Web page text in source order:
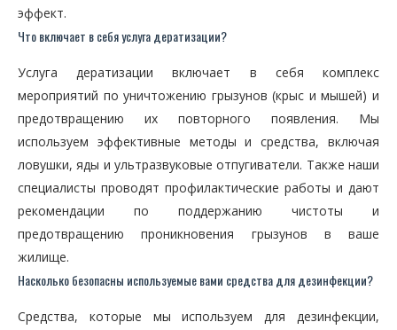
эффект.
Что включает в себя услуга дератизации?
Услуга дератизации включает в себя комплекс
мероприятий по уничтожению грызунов (крыс и мышей) и
предотвращению их повторного появления. Мы
используем эффективные методы и средства, включая
ловушки, яды и ультразвуковые отпугиватели. Также наши
специалисты проводят профилактические работы и дают
рекомендации по поддержанию чистоты и
предотвращению проникновения грызунов в ваше
жилище.
Насколько безопасны используемые вами средства для дезинфекции?
Средства, которые мы используем для дезинфекции,